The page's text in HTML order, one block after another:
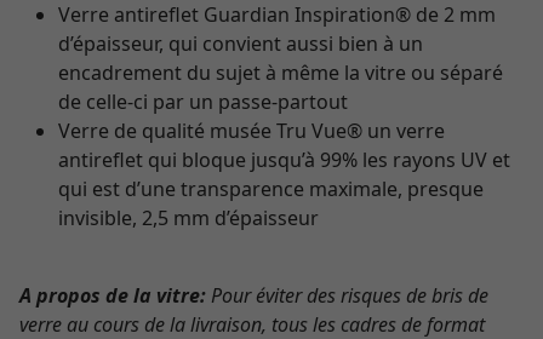
Verre antireflet Guardian Inspiration® de 2 mm
d’épaisseur, qui convient aussi bien à un
encadrement du sujet à même la vitre ou séparé
de celle-ci par un passe-partout
Verre de qualité musée Tru Vue® un verre
antireflet qui bloque jusqu’à 99% les rayons UV et
qui est d’une transparence maximale, presque
invisible, 2,5 mm d’épaisseur
A propos de la vitre: Pour éviter des risques de bris de
verre au cours de la livraison, tous les cadres de format